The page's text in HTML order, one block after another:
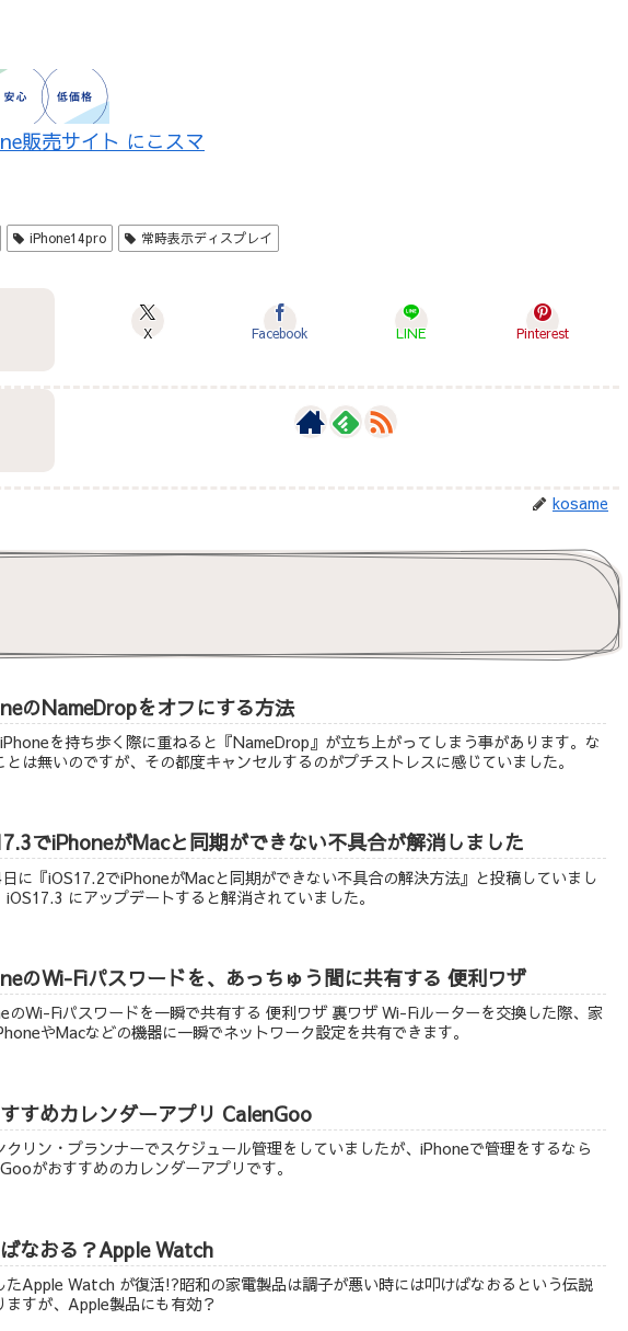
販売サイト にこスマ
iPhone14pro 常時表示ディスプレイ
X Facebook LINE Pinterest
kosame
のNameDropをオフにする方法
を持ち歩く際に重ねると『NameDrop』が立ち上がってしまう事があります。な
とは無いのですが、その都度キャンセルするのがプチストレスに感じていました。
でiPhoneがMacと同期ができない不具合が解消しました
に『iOS17.2でiPhoneがMacと同期ができない不具合の解決方法』と投稿していまし
iOS17.3 にアップデートすると解消されていました。
のWi-Fiパスワードを、あっちゅう間に共有する 便利ワザ
のWi-Fiパスワードを一瞬で共有する 便利ワザ 裏ワザ Wi-Fiルーターを交換した際、家
やMacなどの機器に一瞬でネットワーク設定を共有できます。
すめカレンダーアプリ CalenGoo
クリン・プランナーでスケジュール管理をしていましたが、iPhoneで管理をするなら
がおすすめのカレンダーアプリです。
なおる？Apple Watch
たApple Watch が復活!?昭和の家電製品は調子が悪い時には叩けばなおるという伝説
ますが、Apple製品にも有効？